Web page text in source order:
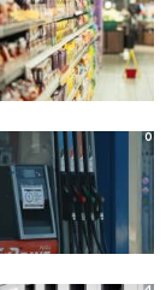
0